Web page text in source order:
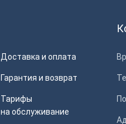
Доставка и оплата
Гарантия и возврат
Тарифы
на обслуживание